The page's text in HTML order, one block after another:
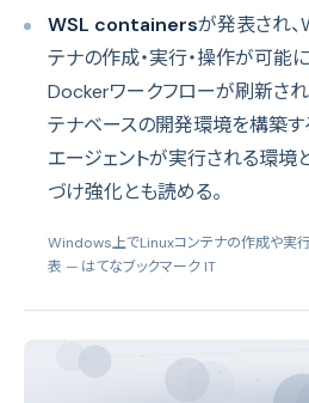
WSL containersが発表され
テナの作成・実行・操作が可能
Dockerワークフローが刷新さ
テナベースの開発環境を構築す
エージェントが実行される環
づけ強化とも読める。
Windows上でLinuxコンテナの作成や実
表 — はてなブックマーク IT